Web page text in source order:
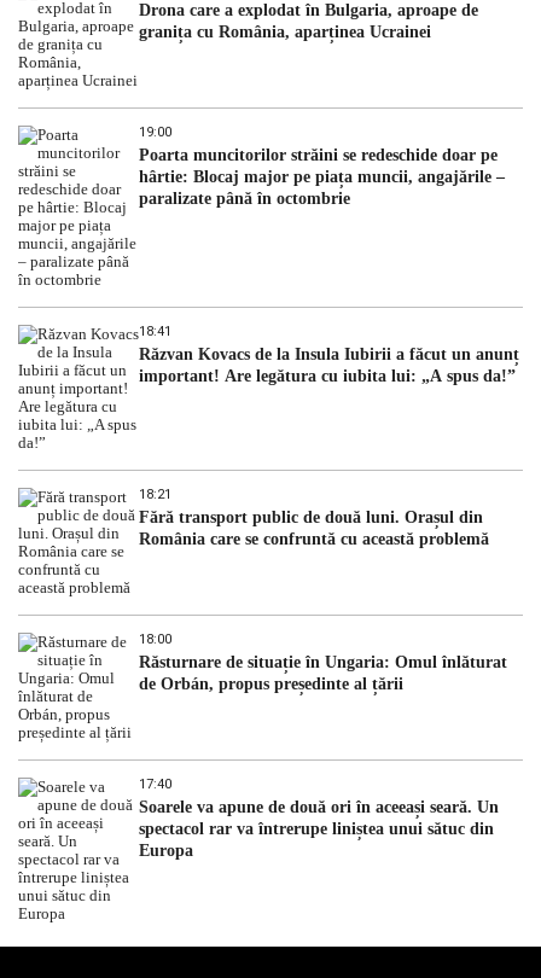
Drona care a explodat în Bulgaria, aproape de
granița cu România, aparținea Ucrainei
19:00
Poarta muncitorilor străini se redeschide doar pe
hârtie: Blocaj major pe piața muncii, angajările –
paralizate până în octombrie
18:41
Răzvan Kovacs de la Insula Iubirii a făcut un anunț
important! Are legătura cu iubita lui: „A spus da!”
18:21
Fără transport public de două luni. Orașul din
România care se confruntă cu această problemă
18:00
Răsturnare de situație în Ungaria: Omul înlăturat
de Orbán, propus președinte al țării
17:40
Soarele va apune de două ori în aceeași seară. Un
spectacol rar va întrerupe liniștea unui sătuc din
Europa